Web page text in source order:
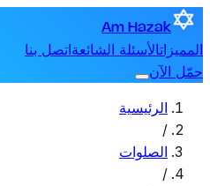
Am Hazak
المميزاتالأسئلة الشائعةاتصل بنا
حمّل الآن
الرئيسية
/
الصلوات
/